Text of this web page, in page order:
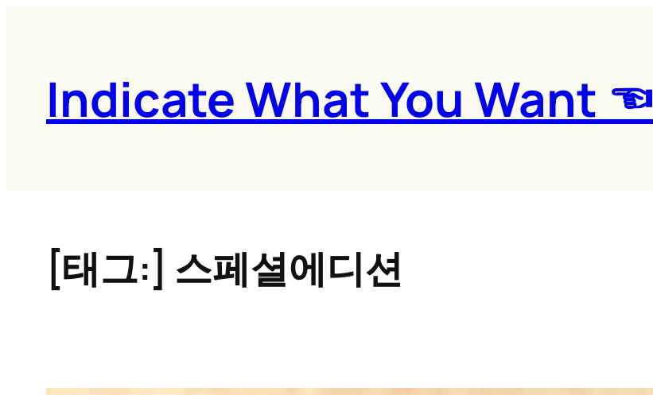
Indicate What You Want ☜
[태그:] 스페셜에디션